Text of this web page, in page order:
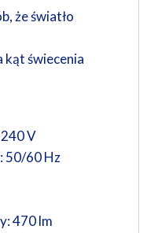
że światło
kąt świecenia
V
50/60 Hz
470 lm